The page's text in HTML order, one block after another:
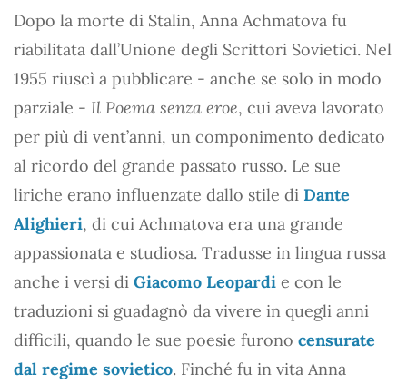
Dopo la morte di Stalin, Anna Achmatova fu
riabilitata dall’Unione degli Scrittori Sovietici. Nel
1955 riuscì a pubblicare - anche se solo in modo
parziale - Il Poema senza eroe, cui aveva lavorato
per più di vent’anni, un componimento dedicato
al ricordo del grande passato russo. Le sue
liriche erano influenzate dallo stile di Dante
Alighieri, di cui Achmatova era una grande
appassionata e studiosa. Tradusse in lingua russa
anche i versi di Giacomo Leopardi e con le
traduzioni si guadagnò da vivere in quegli anni
difficili, quando le sue poesie furono censurate
dal regime sovietico. Finché fu in vita Anna